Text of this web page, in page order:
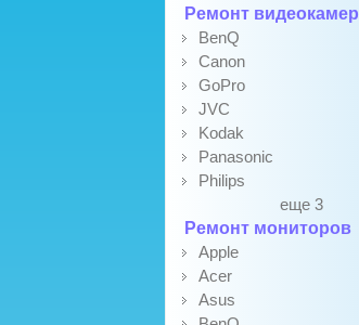
Ремонт видеокамер
BenQ
Canon
GoPro
JVC
Kodak
Panasonic
Philips
еще 3
Ремонт мониторов
Apple
Acer
Asus